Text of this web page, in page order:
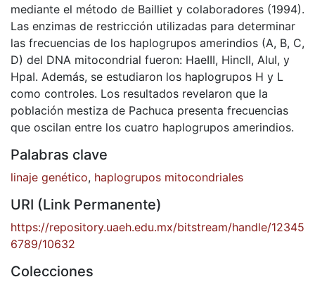
mediante el método de Bailliet y colaboradores (1994).
Las enzimas de restricción utilizadas para determinar
las frecuencias de los haplogrupos amerindios (A, B, C,
D) del DNA mitocondrial fueron: HaeIII, HincII, AluI, y
HpaI. Además, se estudiaron los haplogrupos H y L
como controles. Los resultados revelaron que la
población mestiza de Pachuca presenta frecuencias
que oscilan entre los cuatro haplogrupos amerindios.
Palabras clave
linaje genético, haplogrupos mitocondriales
URI (Link Permanente)
https://repository.uaeh.edu.mx/bitstream/handle/12345
6789/10632
Colecciones